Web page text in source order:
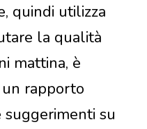
quindi utilizza
la qualità
mattina, è
rapporto
su